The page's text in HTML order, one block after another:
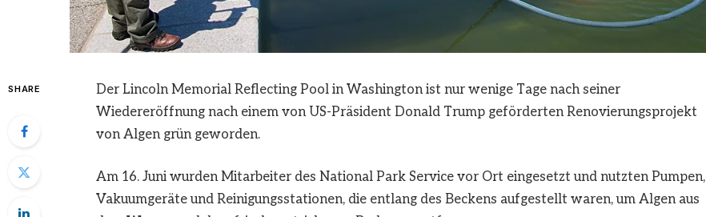
SHARE
Der Lincoln Memorial Reflecting Pool in Washington ist nur wenige Tage nach seiner
Wiedereröffnung nach einem von US-Präsident Donald Trump geförderten Renovierungsprojekt
von Algen grün geworden.
Am 16. Juni wurden Mitarbeiter des National Park Service vor Ort eingesetzt und nutzten Pumpen,
Vakuumgeräte und Reinigungsstationen, die entlang des Beckens aufgestellt waren, um Algen aus